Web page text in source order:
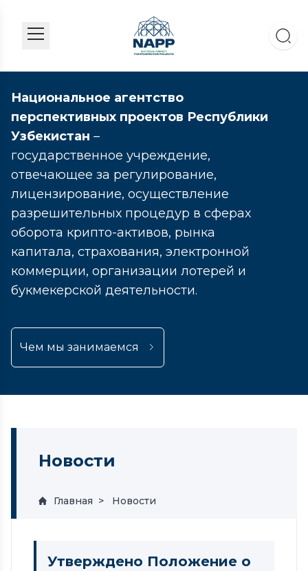
Национальное агентство
перспективных проектов Республики
Узбекистан –
государственное учреждение,
отвечающее за регулирование,
лицензирование, осуществление
разрешительных процедур в сферах
оборота крипто-активов, рынка
капитала, страхования, электронной
коммерции, организации лотерей и
букмекерской деятельности.
Чем мы занимаемся
Новости
Главная Новости
Утверждено Положение о